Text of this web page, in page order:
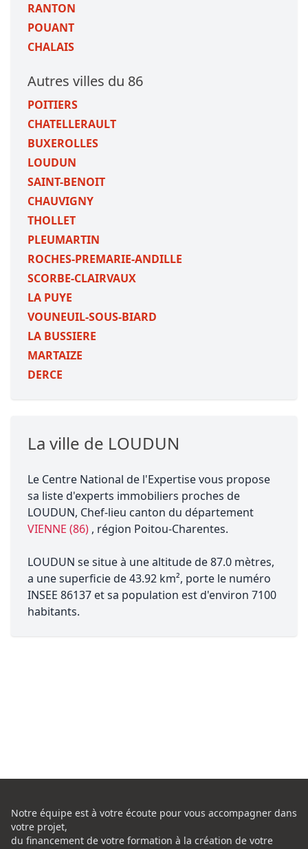
RANTON
POUANT
CHALAIS
Autres villes du 86
POITIERS
CHATELLERAULT
BUXEROLLES
LOUDUN
SAINT-BENOIT
CHAUVIGNY
THOLLET
PLEUMARTIN
ROCHES-PREMARIE-ANDILLE
SCORBE-CLAIRVAUX
LA PUYE
VOUNEUIL-SOUS-BIARD
LA BUSSIERE
MARTAIZE
DERCE
La ville de LOUDUN
Le Centre National de l'Expertise vous propose
sa liste d'experts immobiliers proches de
LOUDUN, Chef-lieu canton du département
VIENNE (86) , région Poitou-Charentes.
LOUDUN se situe à une altitude de 87.0 mètres,
a une superficie de 43.92 km², porte le numéro
INSEE 86137 et sa population est d'environ 7100
habitants.
Notre équipe est à votre écoute pour vous accompagner dans
votre projet,
du financement de votre formation à la création de votre